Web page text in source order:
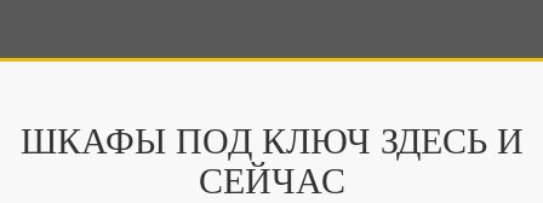
ШКАФЫ ПОД КЛЮЧ ЗДЕСЬ И
СЕЙЧАС